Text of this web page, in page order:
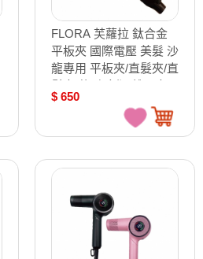
FLORA 芙蘿拉 鈦合金
平板夾 國際電壓 美髮 沙
龍專用 平板夾/直髮夾/直
支
$ 650